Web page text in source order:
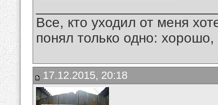
Все, кто уходил от меня
понял только одно:
17.12.2015, 20:18